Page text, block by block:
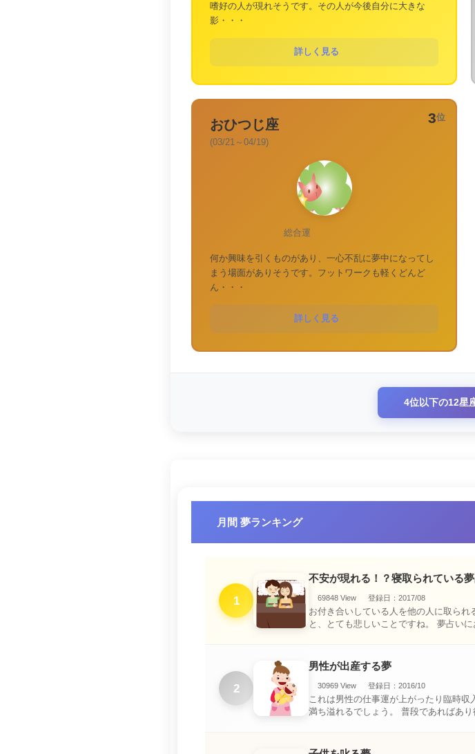
嗜好の人が現れそうです。その人が今後自分に大きな
影・・・
詳しく見る
3位
おひつじ座
(03/21～04/19)
総合運
何か興味を引くものがあり、一心不乱に夢中になってし
まう場面がありそうです。フットワークも軽くどんど
ん・・・
詳しく見る
4位以下の12星
月間 夢ランキング
1
不安が現れる！？寝取られている
69848 View 登録日：2017/08
お付き合いしている人を他の人に取られ
と、とても悲しいことですね。 夢占いにおいて、『寝取られている』夢は、現
2
男性が出産する夢
30969 View 登録日：2016/10
これは男性の仕事運が上がったり臨時収入や
満ち溢れるでしょう。 普段であればあり得ない事が起きるのでビックリするで